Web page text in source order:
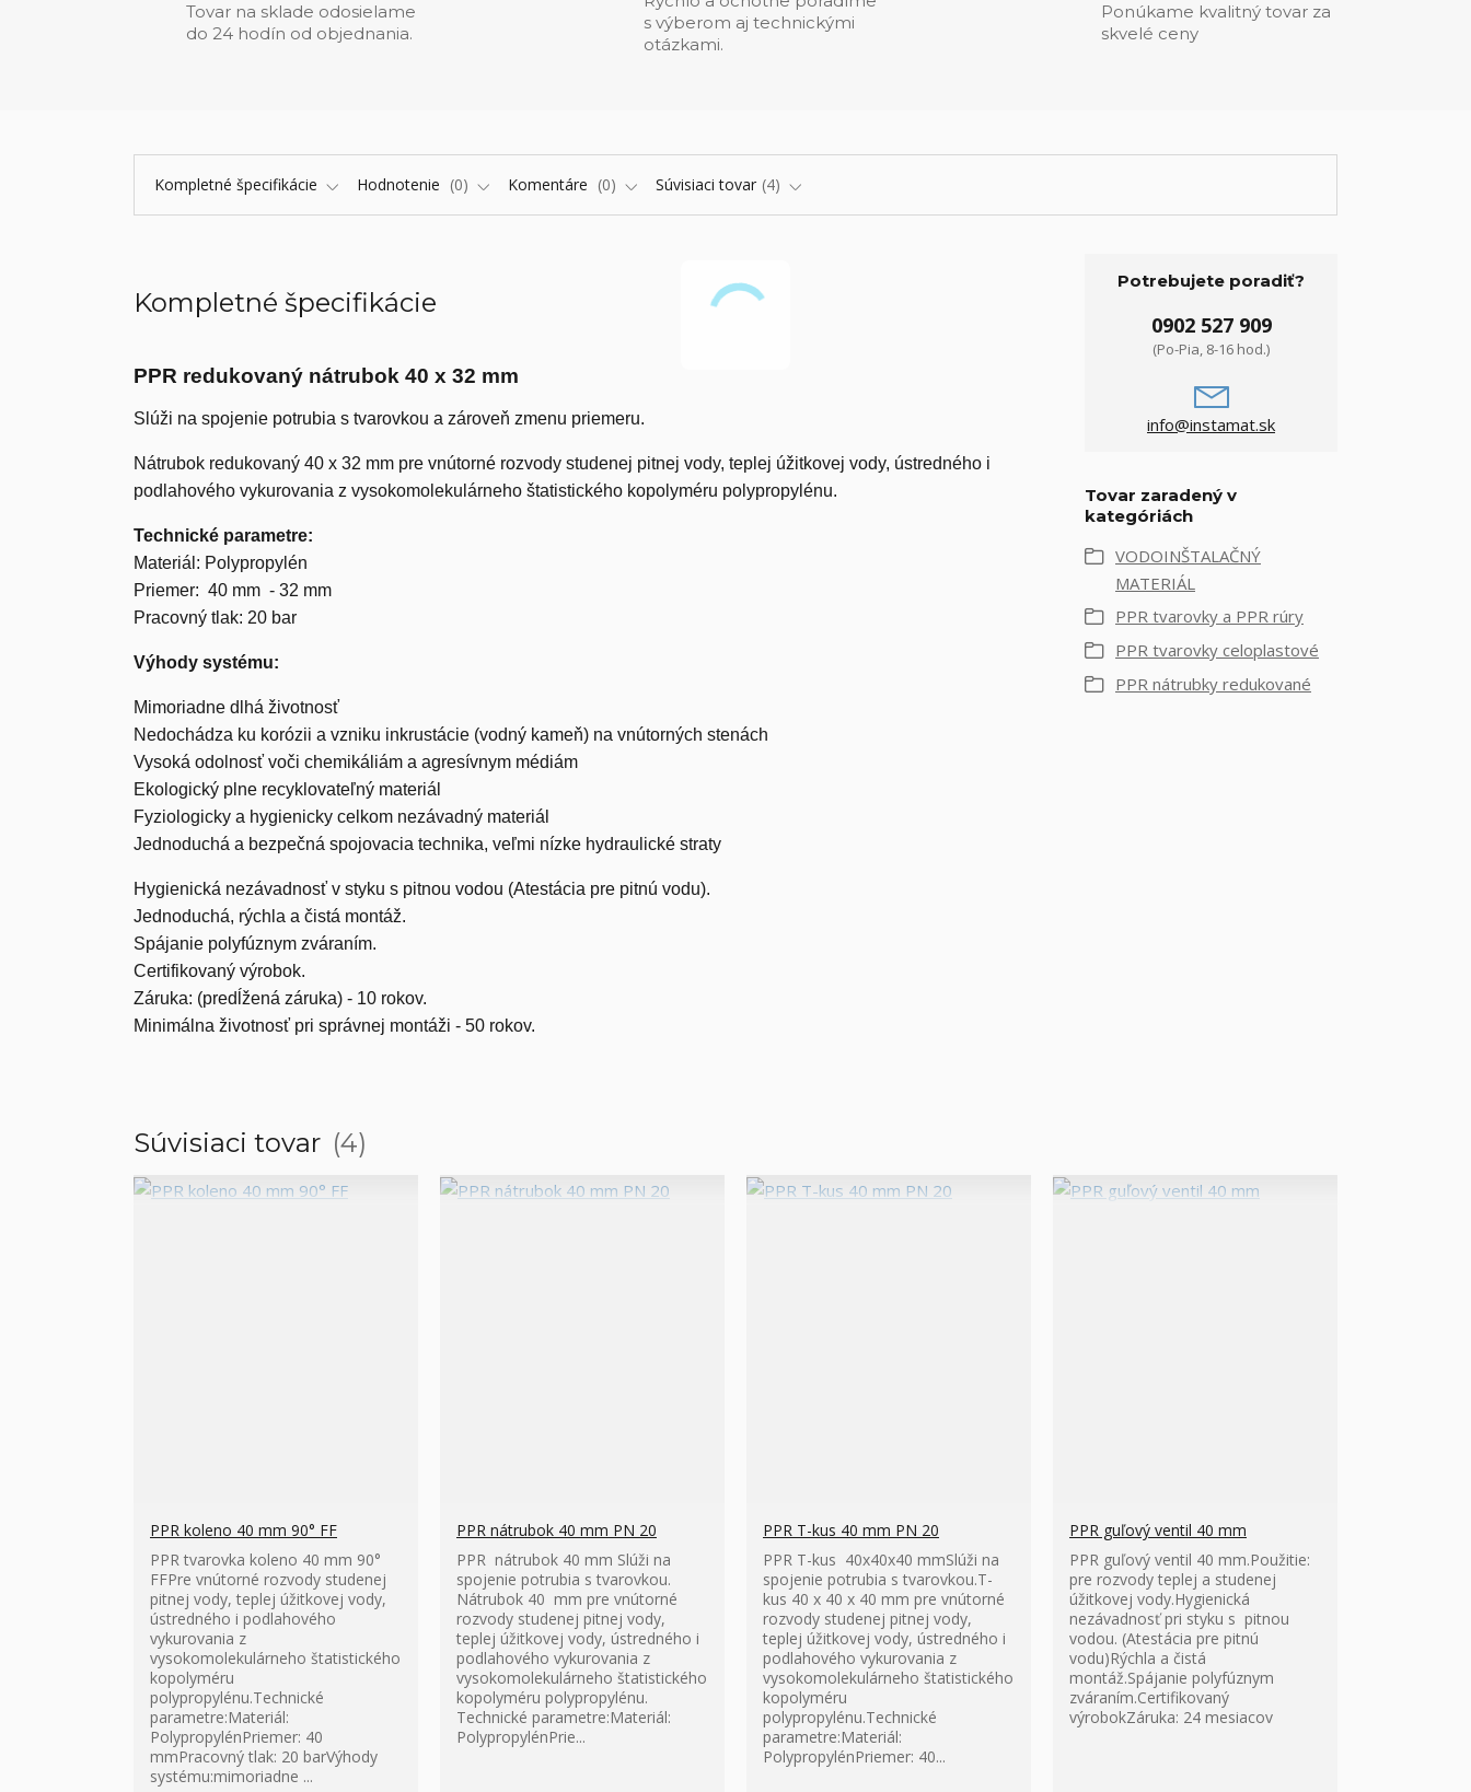
Tovar na sklade odosielame
do 24 hodín od objednania.
s výberom aj technickými
otázkami.
Ponúkame kvalitný tovar za
skvelé ceny
Kompletné špecifikácie Hodnotenie 0 Komentáre 0 Súvisiaci tovar 4
Kompletné špecifikácie
PPR redukovaný nátrubok 40 x 32 mm
Slúži na spojenie potrubia s tvarovkou a zároveň zmenu priemeru.
Nátrubok redukovaný 40 x 32 mm pre vnútorné rozvody studenej pitnej vody, teplej úžitkovej vody, ústredného i
podlahového vykurovania z vysokomolekulárneho štatistického kopolyméru polypropylénu.
Technické parametre:
Materiál: Polypropylén
Priemer: 40 mm - 32 mm
Pracovný tlak: 20 bar
Výhody systému:
Mimoriadne dlhá životnosť
Nedochádza ku korózii a vzniku inkrustácie (vodný kameň) na vnútorných stenách
Vysoká odolnosť voči chemikáliám a agresívnym médiám
Ekologický plne recyklovateľný materiál
Fyziologicky a hygienicky celkom nezávadný materiál
Jednoduchá a bezpečná spojovacia technika, veľmi nízke hydraulické straty
Hygienická nezávadnosť v styku s pitnou vodou (Atestácia pre pitnú vodu).
Jednoduchá, rýchla a čistá montáž.
Spájanie polyfúznym zváraním.
Certifikovaný výrobok.
Záruka: (predĺžená záruka) - 10 rokov.
Minimálna životnosť pri správnej montáži - 50 rokov.
Potrebujete poradiť?
0902 527 909
(Po-Pia, 8-16 hod.)
info@instamat.sk
Tovar zaradený v
kategóriách
VODOINŠTALAČNÝ
MATERIÁL
PPR tvarovky a PPR rúry
PPR tvarovky celoplastové
PPR nátrubky redukované
Súvisiaci tovar 4
PPR koleno 40 mm 90° FF
PPR tvarovka koleno 40 mm 90°
FFPre vnútorné rozvody studenej
pitnej vody, teplej úžitkovej vody,
ústredného i podlahového
vykurovania z
vysokomolekulárneho štatistického
kopolyméru
polypropylénu.Technické
parametre:Materiál:
PolypropylénPriemer: 40
mmPracovný tlak: 20 barVýhody
systému:mimoriadne ...
PPR nátrubok 40 mm PN 20
PPR nátrubok 40 mm Slúži na
spojenie potrubia s tvarovkou.
Nátrubok 40 mm pre vnútorné
rozvody studenej pitnej vody,
teplej úžitkovej vody, ústredného i
podlahového vykurovania z
vysokomolekulárneho štatistického
kopolyméru polypropylénu.
Technické parametre:Materiál:
PolypropylénPrie...
PPR T-kus 40 mm PN 20
PPR T-kus 40x40x40 mmSlúži na
spojenie potrubia s tvarovkou.T-
kus 40 x 40 x 40 mm pre vnútorné
rozvody studenej pitnej vody,
teplej úžitkovej vody, ústredného i
podlahového vykurovania z
vysokomolekulárneho štatistického
kopolyméru
polypropylénu.Technické
parametre:Materiál:
PolypropylénPriemer: 40...
PPR guľový ventil 40 mm
PPR guľový ventil 40 mm.Použitie:
pre rozvody teplej a studenej
úžitkovej vody.Hygienická
nezávadnosť pri styku s pitnou
vodou. (Atestácia pre pitnú
vodu)Rýchla a čistá
montáž.Spájanie polyfúznym
zváraním.Certifikovaný
výrobokZáruka: 24 mesiacov